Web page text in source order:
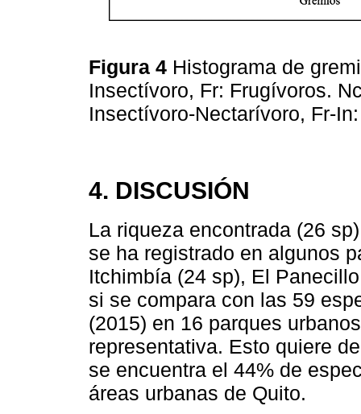
Figura 4 Histograma de
Insectívoro, Fr: Frugívoros.
Insectívoro-Nectarívoro, Fr-
4. DISCUSIÓN
La riqueza encontrada (26
se ha registrado en algunos
Itchimbía (24 sp), El
si se compara con las 59
(2015) en 16 parques
representativa. Esto quiere
se encuentra el 44% de
áreas urbanas de Quito.